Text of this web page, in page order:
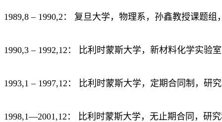
1989,8 – 1990,2： 复旦大学，物理系，孙鑫教授课题组
1990,3 – 1992,12： 比利时蒙斯大学，新材料化学实验
1993,1 – 1997,12： 比利时蒙斯大学，定期合同制，研
1998,1—2001,12： 比利时蒙斯大学，无止期合同，研